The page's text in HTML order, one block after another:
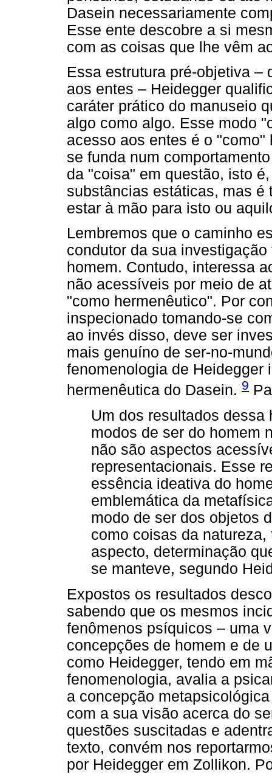
Dasein necessariamente
Esse ente descobre a si
com as coisas que lhe vêm
Essa estrutura pré-objetiva –
aos entes – Heidegger
caráter prático do manuseio
algo como algo. Esse modo
acesso aos entes é o
se funda num
da "coisa" em questão, isto
substâncias estáticas, mas é
estar à mão para isto ou
Lembremos que o caminho
condutor da sua
homem. Contudo, interessa
não acessíveis por meio de
"como hermenêutico". Por
inspecionado tomando-se
ao invés disso, deve ser
mais genuíno de ser-no-
fenomenologia de Heidegger
hermenêutica do Dasein. 9
Um dos resultados dessa
modos de ser do homem
não são aspectos
representacionais. Esse
essência ideativa do
emblemática da
modo de ser dos objetos
como coisas da
aspecto, determinação
se manteve, segundo
Expostos os resultados
sabendo que os mesmos
fenômenos psíquicos – uma
concepções de homem e de
como Heidegger, tendo em
fenomenologia, avalia a
a concepção
com a sua visão acerca do
questões suscitadas e
texto, convém nos
por Heidegger em Zollikon.